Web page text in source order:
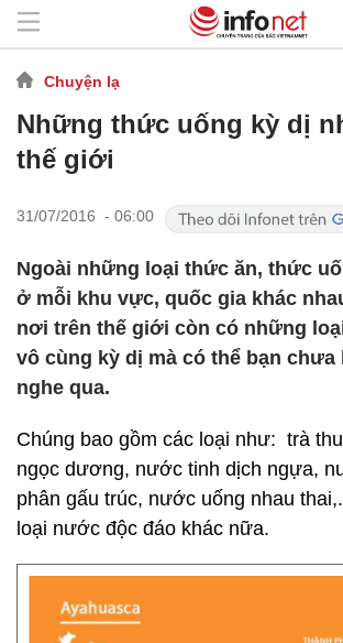
Chuyện lạ
Những thức uống kỳ dị
thế giới
31/07/2016 - 06:00
Ngoài những loại thức ăn, thức
ở mỗi khu vực, quốc gia khác
nơi trên thế giới còn có những
vô cùng kỳ dị mà có thể bạn
nghe qua.
Chúng bao gồm các loại như: trà
ngọc dương, nước tinh dịch ngựa,
phân gấu trúc, nước uống nhau
loại nước độc đáo khác nữa.